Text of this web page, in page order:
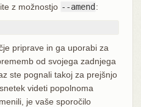
z možnostjo --amend :
priprave in ga uporabi za
od svojega zadnjega
ste pognali takoj za prejšnjo
videti popolnoma
je vaše sporočilo